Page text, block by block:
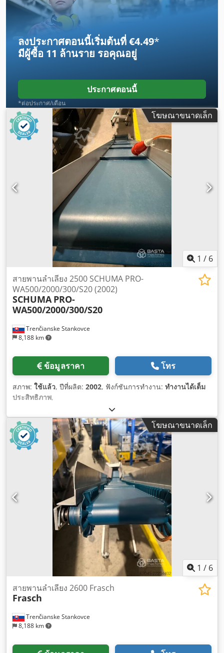
ลงประกาศตอนนี้เริ่มต้นที่ €4.49*
มีผู้ซื้อ 11 ล้านราย รอคุณอยู่
ประกาศตอนนี้
*ต่อประกาศ/เดือน
โฆษณาขนาดเล็ก
1 / 6
Trenčianske Stankovce
8,188 km
สายพานลำเลียง 2500 SCHUMA PRO-
WA500/2000/300/S20 (2002)
SCHUMA PRO-
WA500/2000/300/S20
ข้อมูลราคา โทร
สภาพ: ใช้แล้ว, ปีที่ผลิต: 2002, ฟังก์ชันการทำงาน: ทำงานได้เต็ม
ประสิทธิภาพ,
โฆษณาขนาดเล็ก
1 / 6
Trenčianske Stankovce
8,188 km
สายพานลำเลียง 2600 Frasch
Frasch